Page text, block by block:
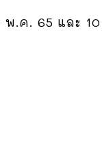
พ.ค. 65 และ